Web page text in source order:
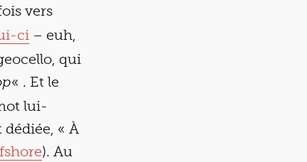
vers
ci – euh,
qui
« . Et le
lui-
« À
). Au